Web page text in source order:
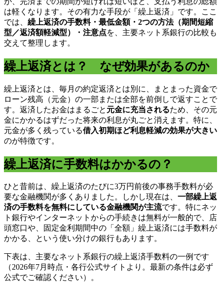
は軽くなります。その有力な手段が「繰上返済」です。ここ
では、 繰上返済の手数料・最低金額・2つの方法（期間短縮
型／返済額軽減型）・注意点を、主要ネット系銀行の比較も
交えて整理します。
繰上返済とは？ なぜ効果があるのか
繰上返済とは、毎月の約定返済とは別に、まとまった資金で
ローン残高（元金）の一部または全部を前倒しで返すことで
す。返済したお金はまるごと 元金に充当されるため、その元
金にかかるはずだった将来の利息が丸ごと消えます。特に、
元金が多く残っている借入初期ほど利息軽減の効果が大きい
のが特徴です。
繰上返済に手数料はかかるの？
ひと昔前は、繰上返済のたびに3万円前後の事務手数料が必
要な金融機関が多くありました。しかし現在は、 一部繰上返
済の手数料を無料にしている金融機関が主流です。特にネッ
ト銀行やインターネットからの手続きは無料が一般的で、店
頭窓口や、固定金利期間中の「全額」繰上返済には手数料が
かかる、という使い分けの銀行もあります。
下表は、主要なネット系銀行の繰上返済手数料の一例です
（2026年7月時点・各行公式サイトより。最新の条件は必ず
公式でご確認ください）。